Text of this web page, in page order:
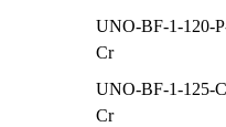
UNO-BF-1-120-
Cr
UNO-BF-1-125-
Cr